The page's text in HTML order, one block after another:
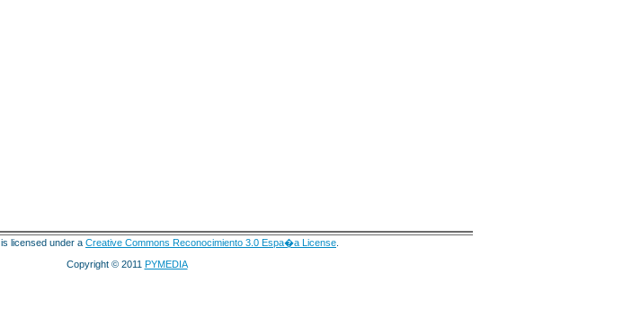
is licensed under a Creative Commons Reconocimiento 3.0 Espa�a License
Copyright © 2011 PYMEDIA